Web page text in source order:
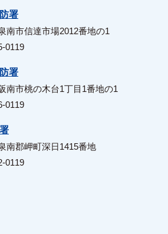
署
南市信達市場2012番地の1
0119
署
南市桃の木台1丁目1番地の1
0119
南郡岬町深日1415番地
0119